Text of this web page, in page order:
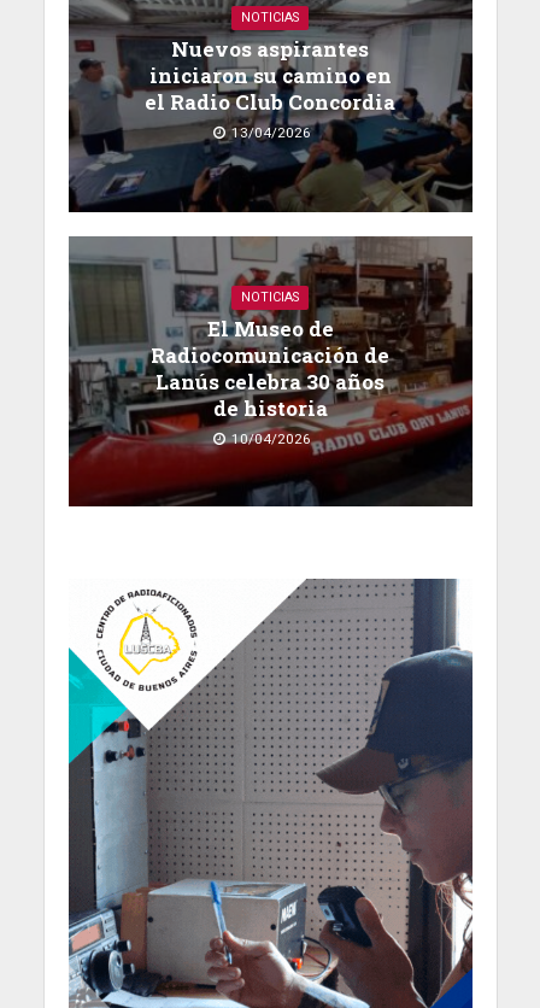
NOTICIAS
Nuevos aspirantes
iniciaron su camino en
el Radio Club Concordia
13/04/2026
NOTICIAS
El Museo de
Radiocomunicación de
Lanús celebra 30 años
de historia
10/04/2026